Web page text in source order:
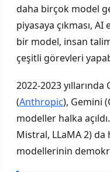
daha birçok model
piyasaya çıkması,
bir model, insan
çeşitli görevleri
2022-2023
(Anthropic), Gemini
modeller halka
Mistral, LLaMA 2) da
modellerinin